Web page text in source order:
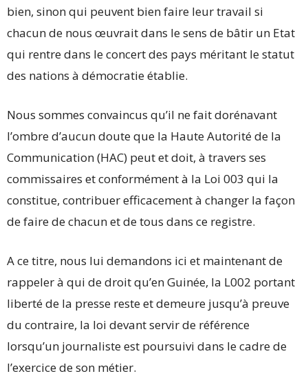
bien, sinon qui peuvent bien faire leur travail si
chacun de nous œuvrait dans le sens de bâtir un Etat
qui rentre dans le concert des pays méritant le statut
des nations à démocratie établie.
Nous sommes convaincus qu’il ne fait dorénavant
l’ombre d’aucun doute que la Haute Autorité de la
Communication (HAC) peut et doit, à travers ses
commissaires et conformément à la Loi 003 qui la
constitue, contribuer efficacement à changer la façon
de faire de chacun et de tous dans ce registre.
A ce titre, nous lui demandons ici et maintenant de
rappeler à qui de droit qu’en Guinée, la L002 portant
liberté de la presse reste et demeure jusqu’à preuve
du contraire, la loi devant servir de référence
lorsqu’un journaliste est poursuivi dans le cadre de
l’exercice de son métier.